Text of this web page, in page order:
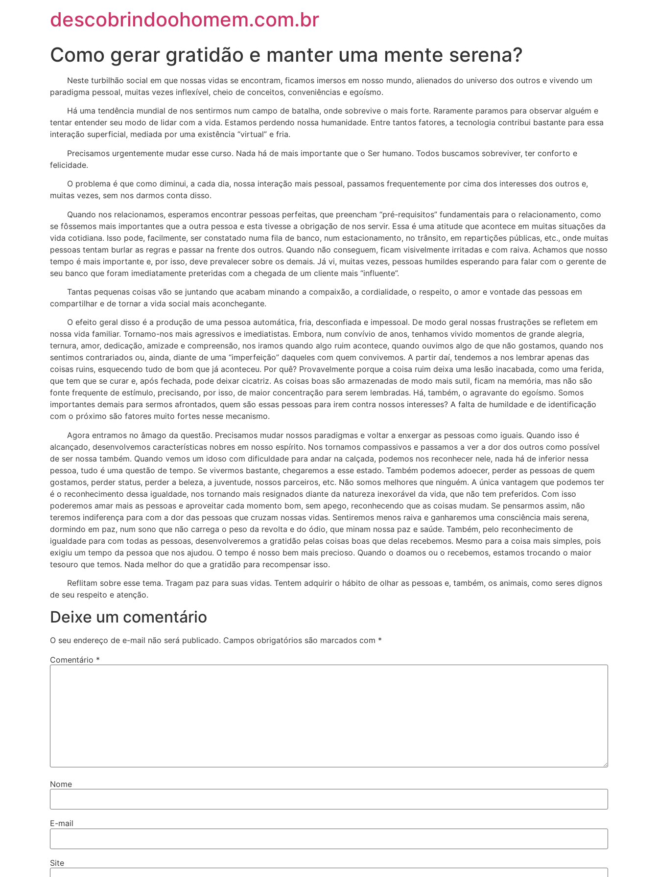
descobrindoohomem.com.br
Como gerar gratidão e manter uma mente serena?
Neste turbilhão social em que nossas vidas se encontram, ficamos imersos em nosso mundo, alienados do universo dos outros e vivendo um
paradigma pessoal, muitas vezes inflexível, cheio de conceitos, conveniências e egoísmo.
Há uma tendência mundial de nos sentirmos num campo de batalha, onde sobrevive o mais forte. Raramente paramos para observar alguém e
tentar entender seu modo de lidar com a vida. Estamos perdendo nossa humanidade. Entre tantos fatores, a tecnologia contribui bastante para essa
interação superficial, mediada por uma existência “virtual” e fria.
Precisamos urgentemente mudar esse curso. Nada há de mais importante que o Ser humano. Todos buscamos sobreviver, ter conforto e
felicidade.
O problema é que como diminui, a cada dia, nossa interação mais pessoal, passamos frequentemente por cima dos interesses dos outros e,
muitas vezes, sem nos darmos conta disso.
Quando nos relacionamos, esperamos encontrar pessoas perfeitas, que preencham “pré-requisitos” fundamentais para o relacionamento, como
se fôssemos mais importantes que a outra pessoa e esta tivesse a obrigação de nos servir. Essa é uma atitude que acontece em muitas situações da
vida cotidiana. Isso pode, facilmente, ser constatado numa fila de banco, num estacionamento, no trânsito, em repartições públicas, etc., onde muitas
pessoas tentam burlar as regras e passar na frente dos outros. Quando não conseguem, ficam visivelmente irritadas e com raiva. Achamos que nosso
tempo é mais importante e, por isso, deve prevalecer sobre os demais. Já vi, muitas vezes, pessoas humildes esperando para falar com o gerente de
seu banco que foram imediatamente preteridas com a chegada de um cliente mais “influente”.
Tantas pequenas coisas vão se juntando que acabam minando a compaixão, a cordialidade, o respeito, o amor e vontade das pessoas em
compartilhar e de tornar a vida social mais aconchegante.
O efeito geral disso é a produção de uma pessoa automática, fria, desconfiada e impessoal. De modo geral nossas frustrações se refletem em
nossa vida familiar. Tornamo-nos mais agressivos e imediatistas. Embora, num convívio de anos, tenhamos vivido momentos de grande alegria,
ternura, amor, dedicação, amizade e compreensão, nos iramos quando algo ruim acontece, quando ouvimos algo de que não gostamos, quando nos
sentimos contrariados ou, ainda, diante de uma “imperfeição” daqueles com quem convivemos. A partir daí, tendemos a nos lembrar apenas das
coisas ruins, esquecendo tudo de bom que já aconteceu. Por quê? Provavelmente porque a coisa ruim deixa uma lesão inacabada, como uma ferida,
que tem que se curar e, após fechada, pode deixar cicatriz. As coisas boas são armazenadas de modo mais sutil, ficam na memória, mas não são
fonte frequente de estímulo, precisando, por isso, de maior concentração para serem lembradas. Há, também, o agravante do egoísmo. Somos
importantes demais para sermos afrontados, quem são essas pessoas para irem contra nossos interesses? A falta de humildade e de identificação
com o próximo são fatores muito fortes nesse mecanismo.
Agora entramos no âmago da questão. Precisamos mudar nossos paradigmas e voltar a enxergar as pessoas como iguais. Quando isso é
alcançado, desenvolvemos características nobres em nosso espírito. Nos tornamos compassivos e passamos a ver a dor dos outros como possível
de ser nossa também. Quando vemos um idoso com dificuldade para andar na calçada, podemos nos reconhecer nele, nada há de inferior nessa
pessoa, tudo é uma questão de tempo. Se vivermos bastante, chegaremos a esse estado. Também podemos adoecer, perder as pessoas de quem
gostamos, perder status, perder a beleza, a juventude, nossos parceiros, etc. Não somos melhores que ninguém. A única vantagem que podemos ter
é o reconhecimento dessa igualdade, nos tornando mais resignados diante da natureza inexorável da vida, que não tem preferidos. Com isso
poderemos amar mais as pessoas e aproveitar cada momento bom, sem apego, reconhecendo que as coisas mudam. Se pensarmos assim, não
teremos indiferença para com a dor das pessoas que cruzam nossas vidas. Sentiremos menos raiva e ganharemos uma consciência mais serena,
dormindo em paz, num sono que não carrega o peso da revolta e do ódio, que minam nossa paz e saúde. Também, pelo reconhecimento de
igualdade para com todas as pessoas, desenvolveremos a gratidão pelas coisas boas que delas recebemos. Mesmo para a coisa mais simples, pois
exigiu um tempo da pessoa que nos ajudou. O tempo é nosso bem mais precioso. Quando o doamos ou o recebemos, estamos trocando o maior
tesouro que temos. Nada melhor do que a gratidão para recompensar isso.
Reflitam sobre esse tema. Tragam paz para suas vidas. Tentem adquirir o hábito de olhar as pessoas e, também, os animais, como seres dignos
de seu respeito e atenção.
Deixe um comentário
O seu endereço de e-mail não será publicado. Campos obrigatórios são marcados com *
Comentário *
Nome
E-mail
Site